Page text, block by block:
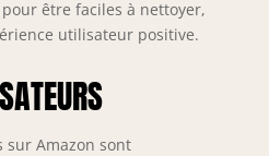
être faciles à nettoyer,
utilisateur positive.
sur Amazon sont